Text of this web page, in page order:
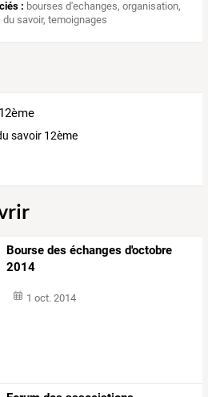
: bourses d'echanges,organisation,
du savoir,temoignages
savoir 12ème
Bourse des échanges d'octobre
2014
1 oct. 2014